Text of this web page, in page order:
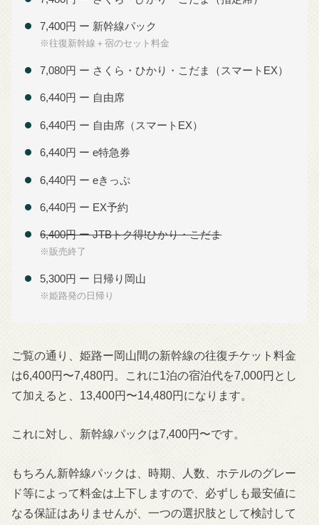
7,400円 ー 新幹線パック
※往復新幹線＋宿のセット料金
7,080円 ー さくら・ひかり・こだま（スマートEX）
6,440円 ー 自由席
6,440円 ー 自由席（スマートEX）
6,440円 ー e特急券
6,440円 ー eきっぷ
6,440円 ー EX予約
6,400円 ー JTBトク得!ひかり・こだま
※販売終了
5,300円 ー 日帰り岡山
※姫路発の日帰り
ご覧の通り、姫路ー岡山間の新幹線の往復チケット料金
は6,400円〜7,480円。これに1泊の宿泊代を7,000円とし
て加えると、13,400円〜14,480円になります。
これに対し、新幹線パックは7,400円〜です。
もちろん新幹線パックは、時期、人数、ホテルのグレー
ド等によって料金は上下しますので、必ずしも最安値に
なる保証はありませんが、一つの選択肢として検討して